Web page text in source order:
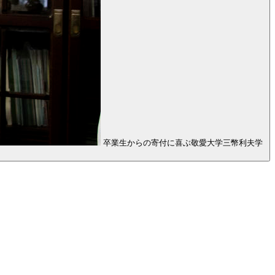
卒業生からの寄付に喜ぶ敬愛大学三幣利夫学